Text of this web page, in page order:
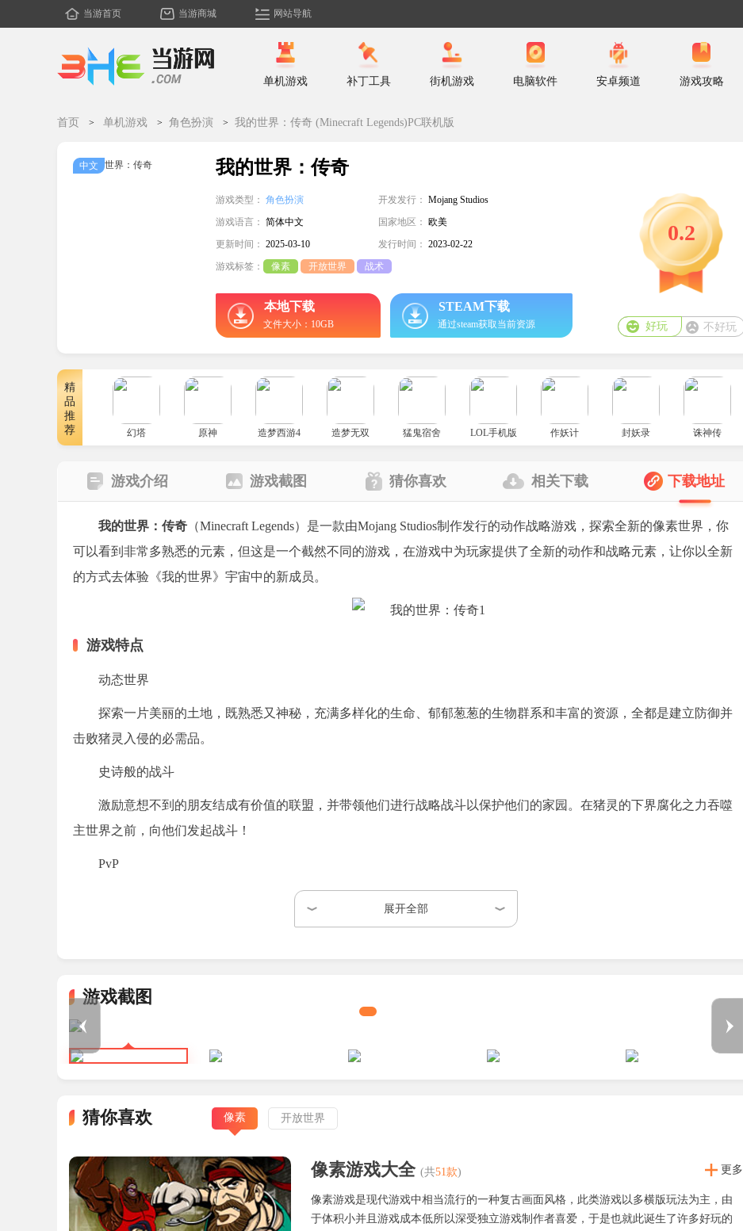
当游首页 当游商城 网站导航
单机游戏 补丁工具 街机游戏 电脑软件 安卓频道 游戏攻略
首页 单机游戏 角色扮演 我的世界：传奇 (Minecraft Legends)PC联机版
中文 我的世界：传奇
游戏类型： 角色扮演 开发发行： Mojang Studios
游戏语言： 简体中文 国家地区：
欧美
更新时间： 2025-03-10 发行时间： 2023-02-22
游戏标签：
像素 开放世界 战术
本地下载
文件大小：10GB
STEAM下载
通过steam获取当前资源
0.2
好玩 不好玩
精
品
推
荐
幻塔 原神 造梦西游4 造梦无双 猛鬼宿舍 LOL手机版 作妖计 封妖录 诛神传
游戏介绍 游戏截图 猜你喜欢 相关下载 下载地址
我的世界：传奇 （Minecraft Legends）是一款由Mojang Studios制作发行的动作战略游戏，探索全新的像素世界，你
可以看到非常多熟悉的元素，但这是一个截然不同的游戏，在游戏中为玩家提供了全新的动作和战略元素，让你以全新
的方式去体验《我的世界》宇宙中的新成员。
游戏特点
动态世界
探索一片美丽的土地，既熟悉又神秘，充满多样化的生命、郁郁葱葱的生物群系和丰富的资源，全都是建立防御并
击败猪灵入侵的必需品。
史诗般的战斗
激励意想不到的朋友结成有价值的联盟，并带领他们进行战略战斗以保护他们的家园。在猪灵的下界腐化之力吞噬
主世界之前，向他们发起战斗！
PvP
在激动人心的战斗中挑战你的朋友 - 或与他们组队 - 保卫你的村庄并带领你的盟友击败你的对手。
需的丰厚资源。
3、在它们的下界腐化吞噬主世界之前与猪灵战斗，在激动人心的战斗中保卫你的村庄并带领你的盟友打败你的对
4、和村民们一起，守护你们的家园，地狱之门即将打开，邪恶的亡灵军团将要发起总攻。
6、组建大陆军事同盟，和敌人展开终极一战，全新的联机合作模式，包换各种多人冒险元素。
7、拿出你手中的光明之间，斩断世间一切生灵，建造各种防御堡垒，延缓敌人的进攻方式。
展开全部
游戏截图
1
猜你喜欢 像素 开放世界
像素游戏大全 (共51款) 更多
像素游戏是现代游戏中相当流行的一种复古画面风格，此类游戏以多横版玩法为主，由
于体积小并且游戏成本低所以深受独立游戏制作者喜爱，于是也就此诞生了许多好玩的